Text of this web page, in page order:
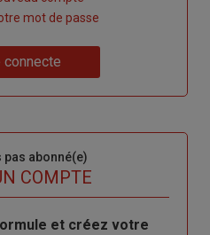
mot de passe
connecte
pas abonné(e)
COMPTE
et créez votre